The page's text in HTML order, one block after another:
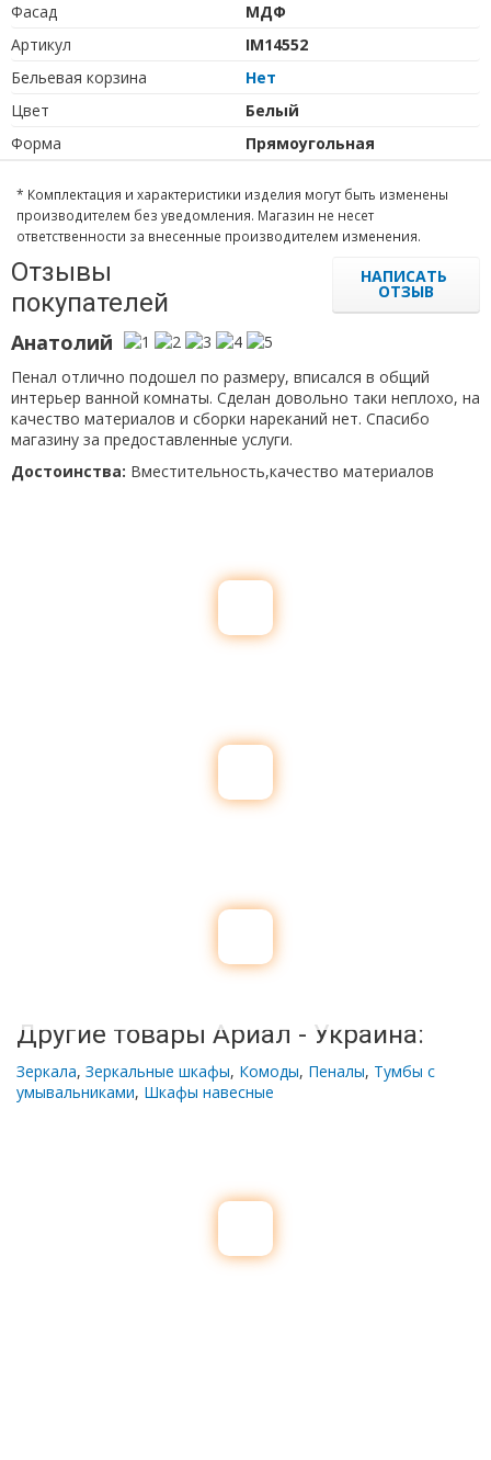
Фасад
МДФ
Артикул
IM14552
Бельевая корзина
Нет
Цвет
Белый
Форма
Прямоугольная
* Комплектация и характеристики изделия могут быть изменены
производителем без уведомления. Магазин не несет
ответственности за внесенные производителем изменения.
Отзывы
покупателей
НАПИСАТЬ
ОТЗЫВ
Анатолий
Пенал отлично подошел по размеру, вписался в общий
интерьер ванной комнаты. Сделан довольно таки неплохо, на
качество материалов и сборки нареканий нет. Спасибо
магазину за предоставленные услуги.
Достоинства: Вместительность,качество материалов
Другие товары Ариал - Украина:
Зеркала, Зеркальные шкафы, Комоды, Пеналы, Тумбы с
умывальниками, Шкафы навесные